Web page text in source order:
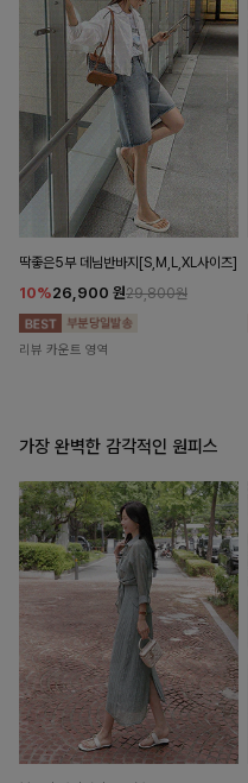
딱좋은5부 데님반바지[S,M,L,XL사이즈]
10%26,900 원29,800원
리뷰 카운트 영역
가장 완벽한 감각적인 원피스